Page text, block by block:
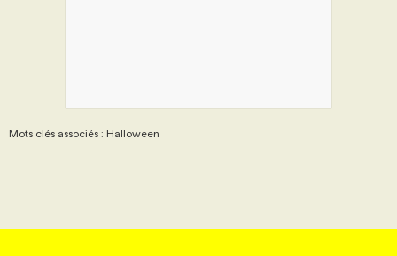
Mots clés associés : Halloween